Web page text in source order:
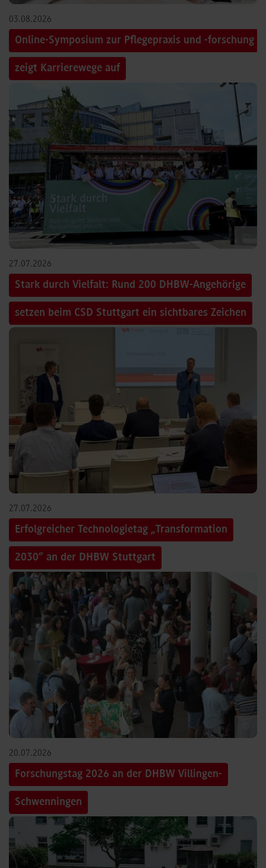
03.08.2026
Online-Symposium zur Pflegepraxis und -forschung
zeigt Karrierewege auf
27.07.2026
Stark durch Vielfalt: Rund 200 DHBW-Angehörige
setzen beim CSD Stuttgart ein sichtbares Zeichen
27.07.2026
Erfolgreicher Technologietag „Transformation
2030“ an der DHBW Stuttgart
20.07.2026
Forschungstag 2026 an der DHBW Villingen-
Schwenningen